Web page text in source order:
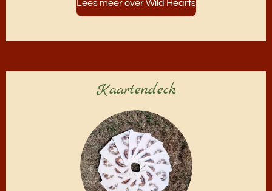
Lees meer over Wild Hearts
Kaartendeck